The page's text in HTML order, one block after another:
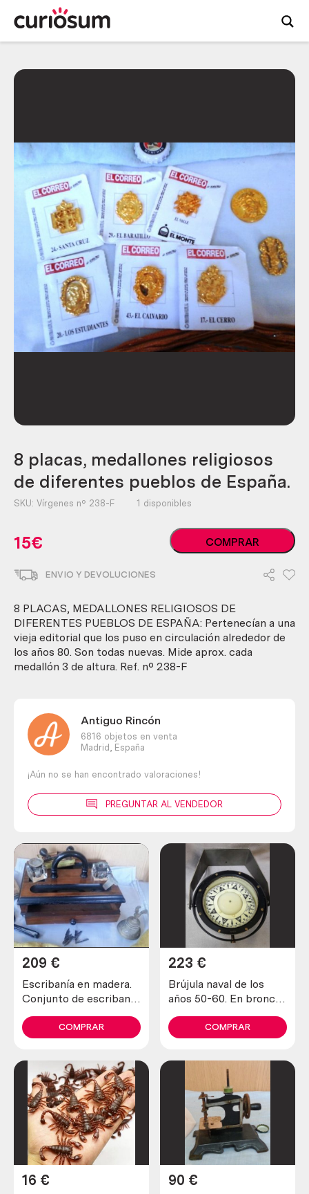
8 placas, medallones religiosos
de diferentes pueblos de España.
SKU: Vírgenes nº 238-F 1 disponibles
15€
8
placas,
diferentes
pueblos
de
España.
cantidad
COMPRAR
ENVIO Y DEVOLUCIONES
8 PLACAS, MEDALLONES RELIGIOSOS DE
DIFERENTES PUEBLOS DE ESPAÑA: Pertenecían a una
vieja editorial que los puso en circulación alrededor de
los años 80. Son todas nuevas. Mide aprox. cada
medallón 3 de altura. Ref. nº 238-F
Antiguo Rincón
6816 objetos en venta
Madrid,
España
¡Aún no se han encontrado valoraciones!
PREGUNTAR AL VENDEDOR
Escribanía en madera.
Conjunto de escribanía
de los años 60. Con
complementos.
209 €
COMPRAR
Brújula naval de los
años 50-60. En bronce
y vidrio.
223 €
COMPRAR
16 € 90 €